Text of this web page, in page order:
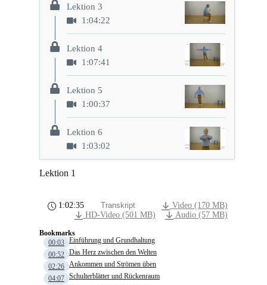
Lektion 3
1:04:22
Lektion 4
1:07:41
Lektion 5
1:00:37
Lektion 6
1:03:02
Lektion 1
1:02:35 Transkript
Video (170 MB)
HD-Video (501 MB)
Audio (57 MB)
Bookmarks
00:03 Einführung und Grundhaltung
00:52 Das Herz zwischen den Welten
02:26 Ankommen und Strömen üben
04:07 Schulterblätter und Rückenraum